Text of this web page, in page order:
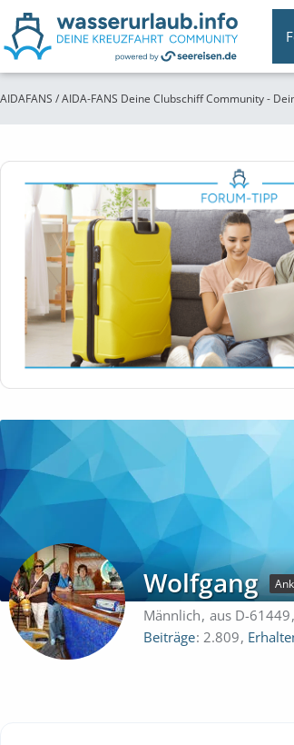
AIDAFANS / AIDA-FANS Deine Clubschiff Community -
Wolfgang
Männlich aus D-61449
Beiträge 2.809